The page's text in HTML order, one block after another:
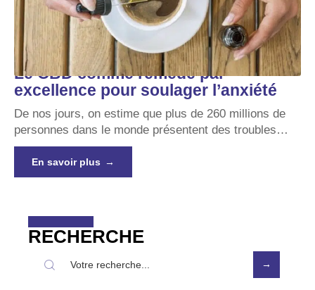
Le CBD comme remède par
excellence pour soulager l’anxiété
De nos jours, on estime que plus de 260 millions de
personnes dans le monde présentent des troubles…
En savoir plus
RECHERCHE